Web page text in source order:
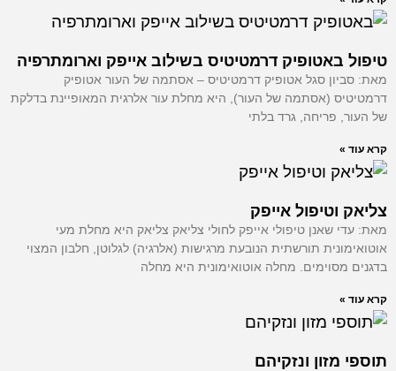
באטופיק דרמטיטיס בשילוב אייפק וארומתרפיה
סגל אטופיק דרמטיטיס – אסתמה של העור אטופיק
(אסתמה של העור), היא מחלת עור אלרגית המאופיינת בדלקת
פריחה, גרד בלתי
אייפק
שאנן טיפולי אייפק לחולי צליאק צליאק היא מחלת מעי
תורשתית הנובעת מרגישות (אלרגיה) לגלוטן, חלבון המצוי
מחלה אוטואימונית היא מחלה
ונזקיהם